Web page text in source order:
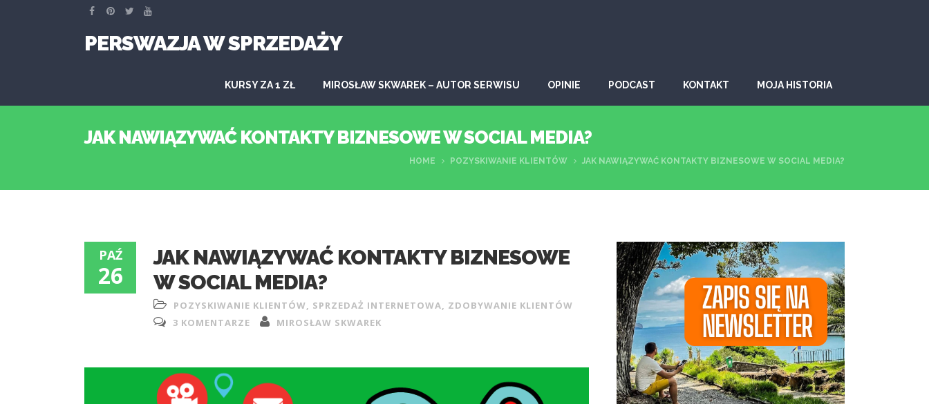
PERSWAZJA W SPRZEDAŻY
KURSY ZA 1 ZŁ MIROSŁAW SKWAREK – AUTOR SERWISU OPINIE PODCAST KONTAKT MOJA HISTORIA
JAK NAWIĄZYWAĆ KONTAKTY BIZNESOWE W SOCIAL MEDIA?
HOME POZYSKIWANIE KLIENTÓW JAK NAWIĄZYWAĆ KONTAKTY BIZNESOWE W SOCIAL MEDIA?
PAŹ
26
JAK NAWIĄZYWAĆ KONTAKTY BIZNESOWE
W SOCIAL MEDIA?
POZYSKIWANIE KLIENTÓW, SPRZEDAŻ INTERNETOWA, ZDOBYWANIE KLIENTÓW
3 KOMENTARZE
MIROSŁAW SKWAREK